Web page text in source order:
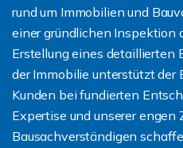
rund um Immobilien und
einer gründlichen Inspektion
Erstellung eines detaillierten
der Immobilie unterstützt der
Kunden bei fundierten
Expertise und unserer
Bausachverständigen